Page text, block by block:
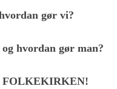
gør vi?
hvordan gør man?
FOLKEKIRKEN!